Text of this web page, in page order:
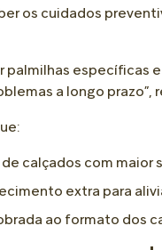
os cuidados
palmilhas específicas
a longo prazo”,
calçados com maior
extra para
ao formato dos